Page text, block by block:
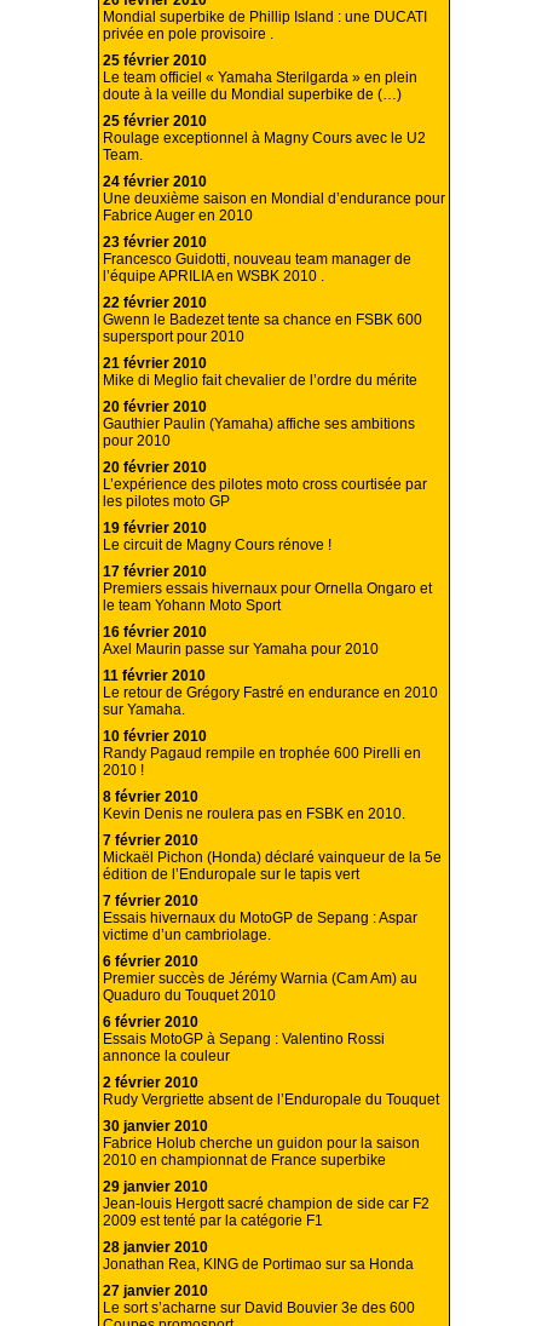
Mondial superbike de Phillip Island : une DUCATI
privée en pole provisoire .
25 février 2010
Le team officiel « Yamaha Sterilgarda » en plein
doute à la veille du Mondial superbike de (…)
25 février 2010
Roulage exceptionnel à Magny Cours avec le U2
Team.
24 février 2010
Une deuxième saison en Mondial d’endurance pour
Fabrice Auger en 2010
23 février 2010
Francesco Guidotti, nouveau team manager de
l’équipe APRILIA en WSBK 2010 .
22 février 2010
Gwenn le Badezet tente sa chance en FSBK 600
supersport pour 2010
21 février 2010
Mike di Meglio fait chevalier de l’ordre du mérite
20 février 2010
Gauthier Paulin (Yamaha) affiche ses ambitions
pour 2010
20 février 2010
L’expérience des pilotes moto cross courtisée par
les pilotes moto GP
19 février 2010
Le circuit de Magny Cours rénove !
17 février 2010
Premiers essais hivernaux pour Ornella Ongaro et
le team Yohann Moto Sport
16 février 2010
Axel Maurin passe sur Yamaha pour 2010
11 février 2010
Le retour de Grégory Fastré en endurance en 2010
sur Yamaha.
10 février 2010
Randy Pagaud rempile en trophée 600 Pirelli en
2010 !
8 février 2010
Kevin Denis ne roulera pas en FSBK en 2010.
7 février 2010
Mickaël Pichon (Honda) déclaré vainqueur de la 5e
édition de l’Enduropale sur le tapis vert
7 février 2010
Essais hivernaux du MotoGP de Sepang : Aspar
victime d’un cambriolage.
6 février 2010
Premier succès de Jérémy Warnia (Cam Am) au
Quaduro du Touquet 2010
6 février 2010
Essais MotoGP à Sepang : Valentino Rossi
annonce la couleur
2 février 2010
Rudy Vergriette absent de l’Enduropale du Touquet
30 janvier 2010
Fabrice Holub cherche un guidon pour la saison
2010 en championnat de France superbike
29 janvier 2010
Jean-louis Hergott sacré champion de side car F2
2009 est tenté par la catégorie F1
28 janvier 2010
Jonathan Rea, KING de Portimao sur sa Honda
27 janvier 2010
Le sort s’acharne sur David Bouvier 3e des 600